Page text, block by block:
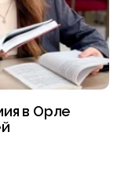
в Орле